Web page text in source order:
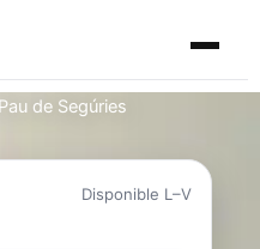
de Segúries
Disponible L–V